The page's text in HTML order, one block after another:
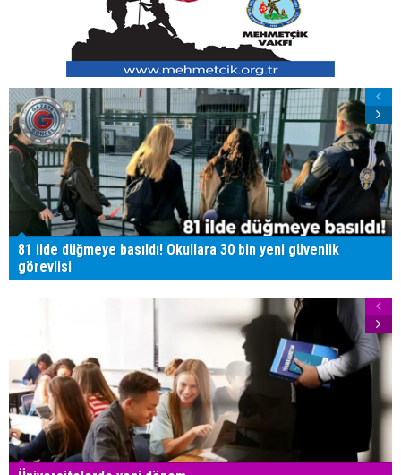
81 ilde düğmeye basıldı! Okullara 30 bin yeni güvenlik
görevlisi